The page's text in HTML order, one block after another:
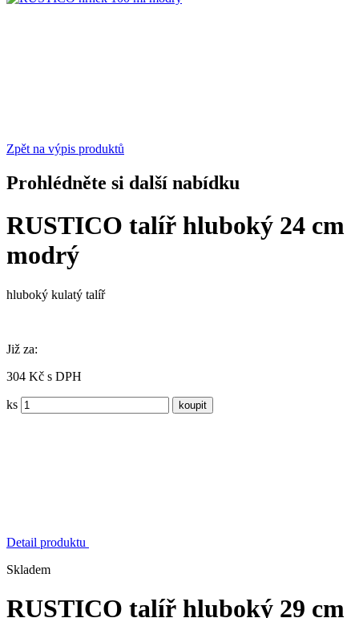
Zpět na výpis produktů
Prohlédněte si další nabídku
RUSTICO talíř hluboký 24 cm
modrý
hluboký kulatý talíř
Již za:
304 Kč s DPH
ks
Detail produktu
Skladem
RUSTICO talíř hluboký 29 cm